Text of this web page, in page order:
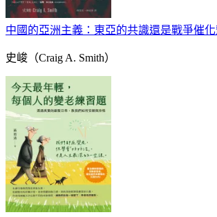
中國的亞洲主義：東亞的共識還是戰爭催化
史峻（Craig A. Smith）